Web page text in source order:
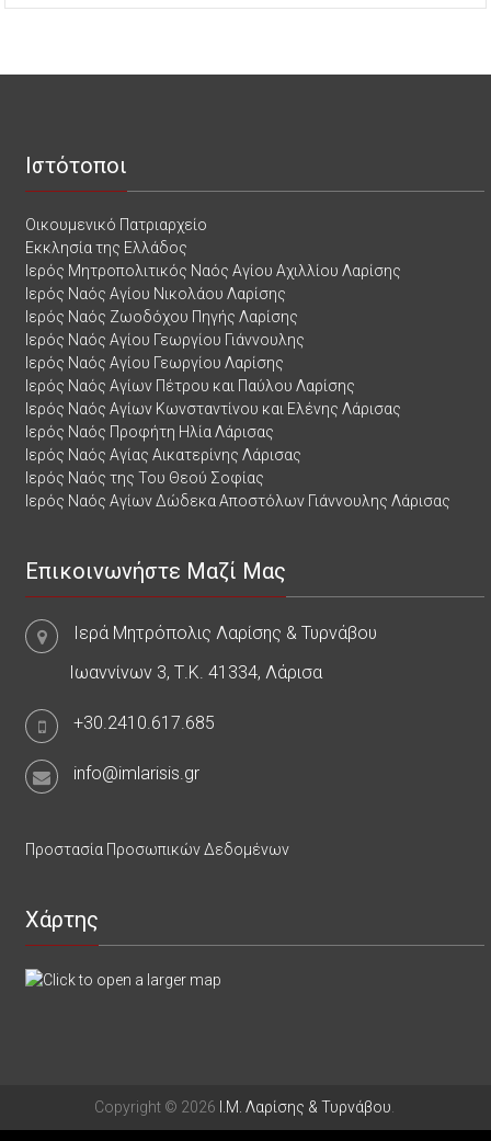
Ιστότοποι
Οικουμενικό Πατριαρχείο
Εκκλησία της Ελλάδος
Ιερός Μητροπολιτικός Ναός Αγίου Αχιλλίου Λαρίσης
Ιερός Ναός Αγίου Νικολάου Λαρίσης
Ιερός Ναός Ζωοδόχου Πηγής Λαρίσης
Ιερός Ναός Αγίου Γεωργίου Γιάννουλης
Ιερός Ναός Αγίου Γεωργίου Λαρίσης
Ιερός Ναός Αγίων Πέτρου και Παύλου Λαρίσης
Ιερός Ναός Αγίων Κωνσταντίνου και Ελένης Λάρισας
Ιερός Ναός Προφήτη Ηλία Λάρισας
Ιερός Ναός Αγίας Αικατερίνης Λάρισας
Ιερός Ναός της Του Θεού Σοφίας
Ιερός Ναός Αγίων Δώδεκα Αποστόλων Γιάννουλης Λάρισας
Επικοινωνήστε Μαζί Μας
Ιερά Μητρόπολις Λαρίσης & Τυρνάβου
Ιωαννίνων 3, Τ.Κ. 41334, Λάρισα
+30.2410.617.685
info@imlarisis.gr
Προστασία Προσωπικών Δεδομένων
Χάρτης
Copyright © 2026 Ι.Μ. Λαρίσης & Τυρνάβου